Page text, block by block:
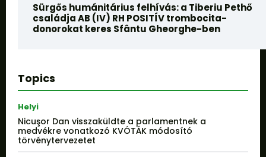
Sürgős humánitárius felhívás: a Tiberiu Pethő
családja AB (IV) RH POSITÍV trombocita-
donorokat keres Sfântu Gheorghe-ben
Topics
Helyi
Nicuşor Dan visszaküldte a parlamentnek a
medvékre vonatkozó KVÓTÁK módosító
törvénytervezetet